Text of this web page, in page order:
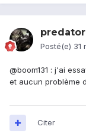
Posté(e) 31
@boom131 : j'ai
et aucun problème
Citer